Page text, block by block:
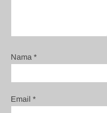
Nama*
Email*